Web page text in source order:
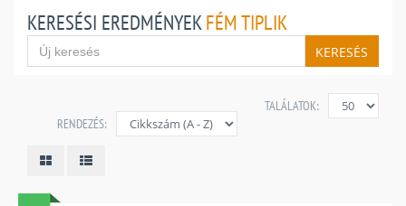
KERESÉSI EREDMÉNYEKFÉM TIPLIK
KERESÉS
TALÁLATOK:
RENDEZÉS: